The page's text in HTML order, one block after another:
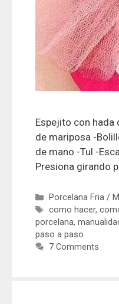
Espejito con
de mariposa -
de mano -Tul -
Presiona girando
Porcelana Fria /
como hacer,
porcelana,
paso a paso
7 Comments